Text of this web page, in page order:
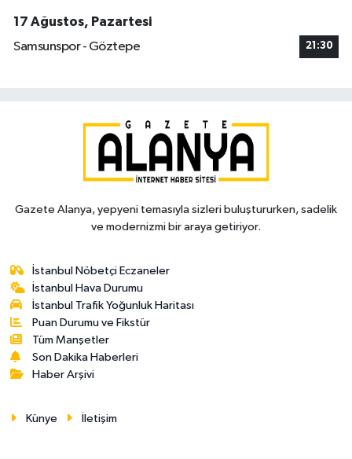
17 Ağustos, Pazartesi
Samsunspor - Göztepe
21:30
Gazete Alanya, yepyeni temasıyla sizleri buluştururken, sadelik
ve modernizmi bir araya getiriyor.
İstanbul Nöbetçi Eczaneler
İstanbul Hava Durumu
İstanbul Trafik Yoğunluk Haritası
Puan Durumu ve Fikstür
Tüm Manşetler
Son Dakika Haberleri
Haber Arşivi
Künye İletişim